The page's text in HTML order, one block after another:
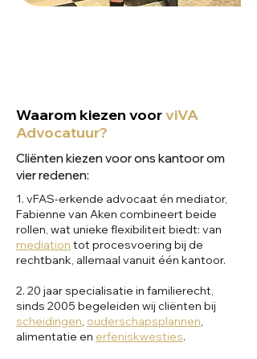
Waarom kiezen voorviVA
Advocatuur?
Cliënten kiezen voor ons kantoor om
vier redenen:
1. vFAS-erkende advocaat én mediator,
Fabienne van Aken combineert beide
rollen, wat unieke flexibiliteit biedt: van
mediation tot procesvoering bij de
rechtbank, allemaal vanuit één kantoor.
2. 20 jaar specialisatie in familierecht,
sinds 2005 begeleiden wij cliënten bij
scheidingen, ouderschapsplannen,
alimentatie en erfeniskwesties.